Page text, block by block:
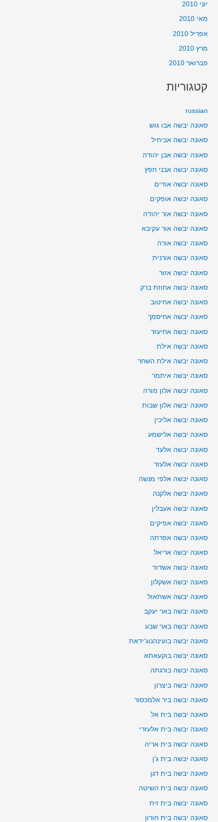
יוני 2010
מאי 2010
אפריל 2010
מרץ 2010
פברואר 2010
קטגוריות
russian
סאונה יבשה אבו גוש
סאונה יבשה אביחיל
סאונה יבשה אבן יהודה
סאונה יבשה אבני חפץ
סאונה יבשה אודים
סאונה יבשה אופקים
סאונה יבשה אור יהודה
סאונה יבשה אור עקיבא
סאונה יבשה אורה
סאונה יבשה אורנית
סאונה יבשה אזור
סאונה יבשה אחוזת ברק
סאונה יבשה אחיטוב
סאונה יבשה אחיסמך
סאונה יבשה אחיעזר
סאונה יבשה אילת
סאונה יבשה אילת השחר
סאונה יבשה איתמר
סאונה יבשה אלון מורה
סאונה יבשה אלון שבות
סאונה יבשה אליכין
סאונה יבשה אלישמע
סאונה יבשה אלעד
סאונה יבשה אלעזר
סאונה יבשה אלפי מנשה
סאונה יבשה אלקנה
סאונה יבשה אעבלין
סאונה יבשה אפיקים
סאונה יבשה אפרתה
סאונה יבשה אריאל
סאונה יבשה אשדוד
סאונה יבשה אשקלון
סאונה יבשה אשתאול
סאונה יבשה באר יעקב
סאונה יבשה באר שבע
סאונה יבשה בועינהנוג'ידאת
סאונה יבשה בוקעאתא
סאונה יבשה בורגתה
סאונה יבשה ביצרון
סאונה יבשה ביר אלמכסור
סאונה יבשה בית אל
סאונה יבשה בית אלעזרי
סאונה יבשה בית אריה
סאונה יבשה בית ג'ן
סאונה יבשה בית דגן
סאונה יבשה בית השיטה
סאונה יבשה בית זית
סאונה יבשה בית חורון